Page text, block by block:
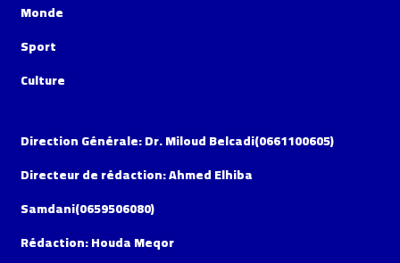
Monde
Sport
Culture
Direction Générale: Dr. Miloud Belcadi(0661100605)
Directeur de rédaction: Ahmed Elhiba
Samdani(0659506080)
Rédaction: Houda Meqor